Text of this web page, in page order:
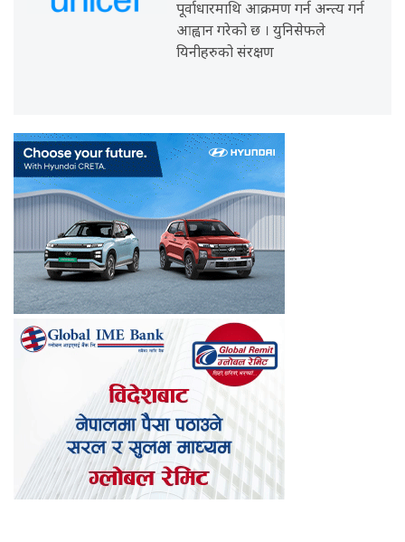
पूर्वाधारमाथि आक्रमण गर्न अन्त्य गर्न
आह्वान गरेको छ । युनिसेफले
यिनीहरुको संरक्षण